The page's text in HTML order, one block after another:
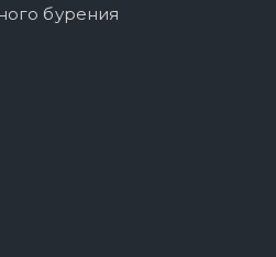
бурения